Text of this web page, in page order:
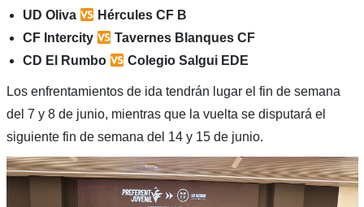
UD Oliva
Hércules CF B
CF Intercity
Tavernes Blanques CF
CD El Rumbo
Colegio Salgui EDE
Los enfrentamientos de ida tendrán lugar el fin de semana
del 7 y 8 de junio, mientras que la vuelta se disputará el
siguiente fin de semana del 14 y 15 de junio.